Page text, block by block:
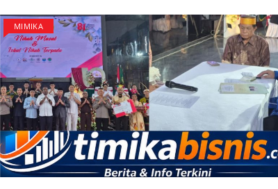
MIMIKA